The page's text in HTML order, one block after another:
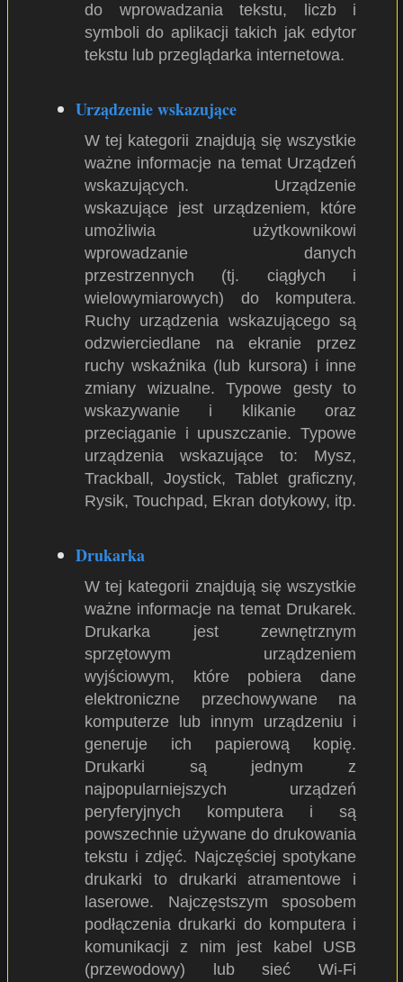
do wprowadzania tekstu, liczb i
symboli do aplikacji takich jak edytor
tekstu lub przeglądarka internetowa.
Urządzenie wskazujące
W tej kategorii znajdują się wszystkie
ważne informacje na temat Urządzeń
wskazujących. Urządzenie
wskazujące jest urządzeniem, które
umożliwia użytkownikowi
wprowadzanie danych
przestrzennych (tj. ciągłych i
wielowymiarowych) do komputera.
Ruchy urządzenia wskazującego są
odzwierciedlane na ekranie przez
ruchy wskaźnika (lub kursora) i inne
zmiany wizualne. Typowe gesty to
wskazywanie i klikanie oraz
przeciąganie i upuszczanie. Typowe
urządzenia wskazujące to: Mysz,
Trackball, Joystick, Tablet graficzny,
Rysik, Touchpad, Ekran dotykowy, itp.
Drukarka
W tej kategorii znajdują się wszystkie
ważne informacje na temat Drukarek.
Drukarka jest zewnętrznym
sprzętowym urządzeniem
wyjściowym, które pobiera dane
elektroniczne przechowywane na
komputerze lub innym urządzeniu i
generuje ich papierową kopię.
Drukarki są jednym z
najpopularniejszych urządzeń
peryferyjnych komputera i są
powszechnie używane do drukowania
tekstu i zdjęć. Najczęściej spotykane
drukarki to drukarki atramentowe i
laserowe. Najczęstszym sposobem
podłączenia drukarki do komputera i
komunikacji z nim jest kabel USB
(przewodowy) lub sieć Wi-Fi